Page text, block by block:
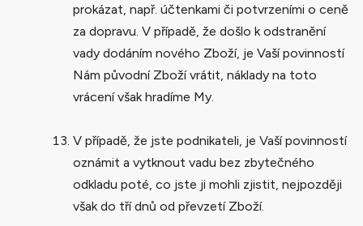
prokázat, např. účtenkami či potvrzeními o ceně
za dopravu. V případě, že došlo k odstranění
vady dodáním nového Zboží, je Vaší povinností
Nám původní Zboží vrátit, náklady na toto
vrácení však hradíme My.
V případě, že jste podnikateli, je Vaší povinností
oznámit a vytknout vadu bez zbytečného
odkladu poté, co jste ji mohli zjistit, nejpozději
však do tří dnů od převzetí Zboží.